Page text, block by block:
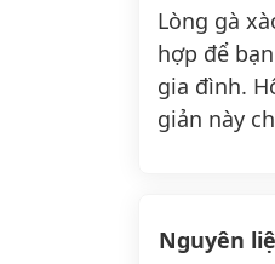
Lòng gà
hợp để
gia đình.
giản này
Nguyên